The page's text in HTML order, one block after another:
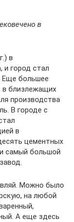
в
в
и город стал
Еще большее
в близлежащих
производства
В городе с
в
цементных
самый большой
Можно было
на любой
А еще здесь